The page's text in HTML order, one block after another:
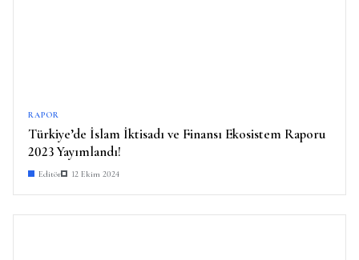
RAPOR
Türkiye’de İslam İktisadı ve Finansı Ekosistem Raporu
2023 Yayımlandı!
Editör 12 Ekim 2024